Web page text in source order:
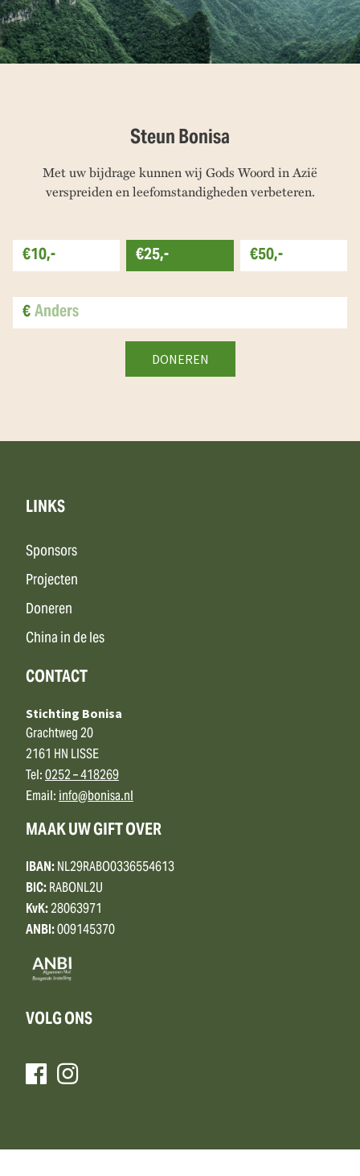
Steun Bonisa
Met uw bijdrage kunnen wij Gods Woord in Azië
verspreiden en leefomstandigheden verbeteren.
€10,- €25,-
€50,-
€
LINKS
Sponsors
Projecten
Doneren
China in de les
CONTACT
Stichting Bonisa
Grachtweg 20
2161 HN LISSE
Tel:0252 – 418269
Email:info@bonisa.nl
MAAK UW GIFT OVER
IBAN:NL29RABO0336554613
BIC:RABONL2U
KvK:28063971
ANBI:009145370
VOLG ONS